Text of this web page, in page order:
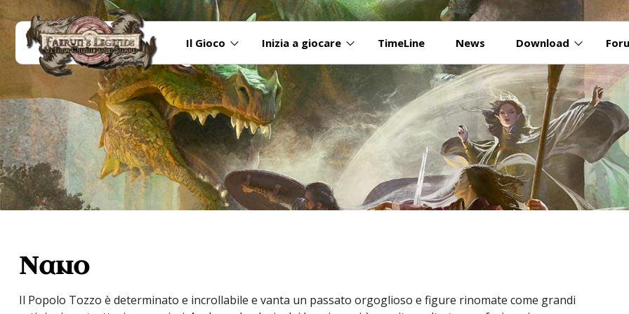
Il Gioco Inizia a giocare TimeLine News Download
Nano
Il Popolo Tozzo è determinato e incrollabile e vanta un passato orgoglioso e figure rinomate come grandi